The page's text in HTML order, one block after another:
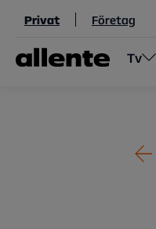
Hoppa till huvudinnehåll
Privat Företag
Tv